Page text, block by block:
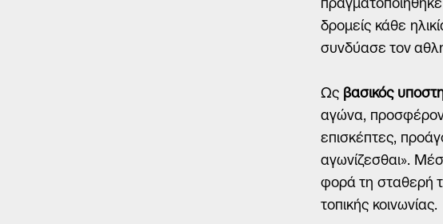
δρομείς κάθε
συνδύασε τον
Ως βασικός
αγώνα,
επισκέπτες,
αγωνίζεσθαι».
φορά τη σταθερή
τοπικής κοινωνίας.